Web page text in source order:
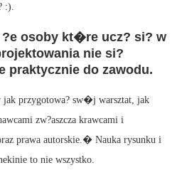
:).
?e osoby kt�re ucz? si? w
nie si?
praktycznie do zawodu.
jak przygotowa? sw�j warsztat, jak
zw?aszcza krawcami i
prawa autorskie.� Nauka rysunku i
to nie wszystko.